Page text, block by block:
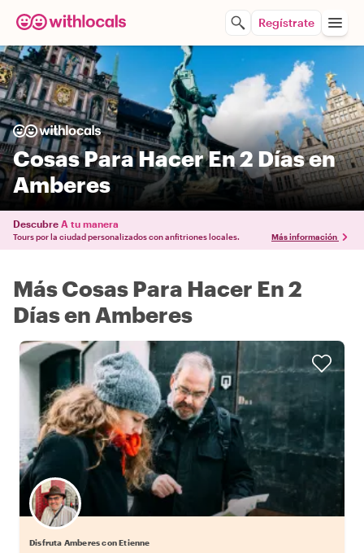
Regístrate
Cosas Para Hacer En 2 Días en
Amberes
Descubre A tu manera
Tours por la ciudad personalizados con anfitriones locales. Más información
Más Cosas Para Hacer En 2
Días en Amberes
Disfruta Amberes con Etienne